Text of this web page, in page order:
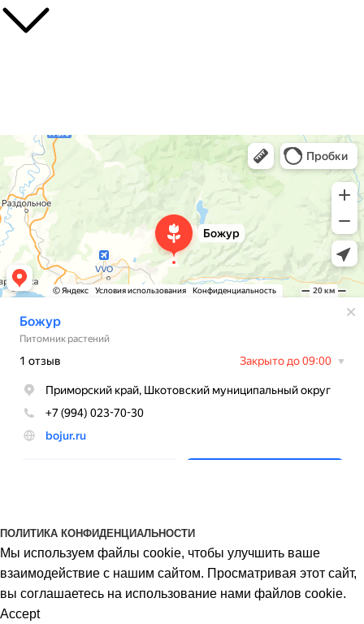
Божур
Питомник растений в Приморском крае
ПОЛИТИКА КОНФИДЕНЦИАЛЬНОСТИ
Мы используем файлы cookie, чтобы улучшить ваше
взаимодействие с нашим сайтом. Просматривая этот сайт,
вы соглашаетесь на использование нами файлов cookie.
Accept